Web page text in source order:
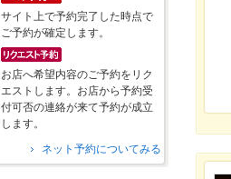
サイト上で予約完了した時点で
ご予約が確定します。
お店へ希望内容のご予約をリク
エストします。お店から予約受
付可否の連絡が来て予約が成立
します。
ネット予約についてみる